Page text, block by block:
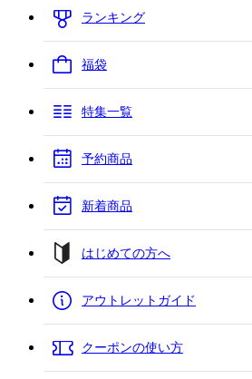
ランキング
福袋
特集一覧
予約商品
新着商品
はじめての方へ
アウトレットガイド
クーポンの使い方